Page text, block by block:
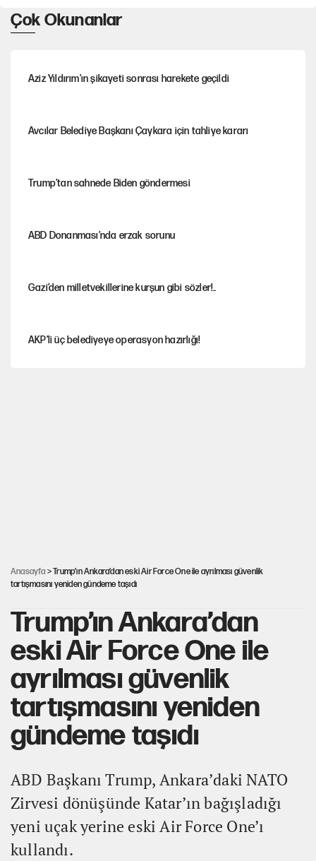
Çok Okunanlar
Aziz Yıldırım’ın şikayeti sonrası harekete geçildi
Avcılar Belediye Başkanı Çaykara için tahliye kararı
Trump’tan sahnede Biden göndermesi
ABD Donanması’nda erzak sorunu
Gazi’den milletvekillerine kurşun gibi sözler!..
AKP’li üç belediyeye operasyon hazırlığı!
Anasayfa > Trump’ın Ankara’dan eski Air Force One ile ayrılması güvenlik
tartışmasını yeniden gündeme taşıdı
Trump’ın Ankara’dan
eski Air Force One ile
ayrılması güvenlik
tartışmasını yeniden
gündeme taşıdı
ABD Başkanı Trump, Ankara’daki NATO
Zirvesi dönüşünde Katar’ın bağışladığı
yeni uçak yerine eski Air Force One’ı
kullandı.